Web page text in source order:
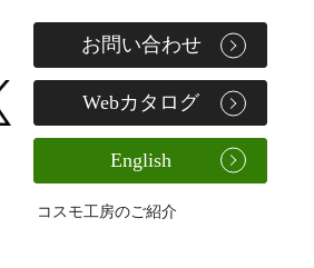
コスモ工房のご紹介
お問い合わせ
Webカタログ
English